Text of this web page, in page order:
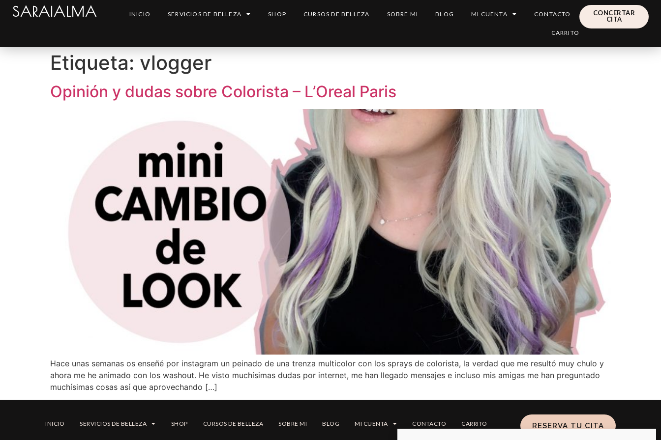
SARAIALMA INICIO SERVICIOS DE BELLEZA SHOP CURSOS DE BELLEZA SOBRE MI BLOG MI CUENTA CONTACTO
CARRITO
CONCERTAR
CITA
Etiqueta: vlogger
Opinión y dudas sobre Colorista – L’Oreal Paris
Hace unas semanas os enseñé por instagram un peinado de una trenza multicolor con los sprays de colorista, la verdad que me resultó muy chulo y
ahora me he animado con los washout. He visto muchísimas dudas por internet, me han llegado mensajes e incluso mis amigas me han preguntado
muchísimas cosas así que aprovechando […]
INICIO SERVICIOS DE BELLEZA SHOP CURSOS DE BELLEZA SOBRE MI BLOG MI CUENTA CONTACTO CARRITO RESERVA TU CITA